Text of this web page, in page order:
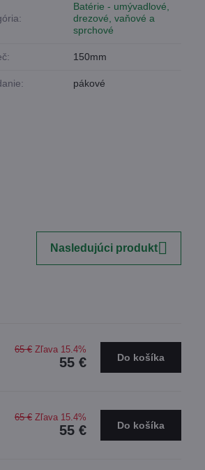
Batérie - umývadlové,
drezové, vaňové a
sprchové
150mm
pákové
Nasledujúci produkt
55 €
65 € Zľava 15.4%
Do košíka
55 €
65 € Zľava 15.4%
Do košíka